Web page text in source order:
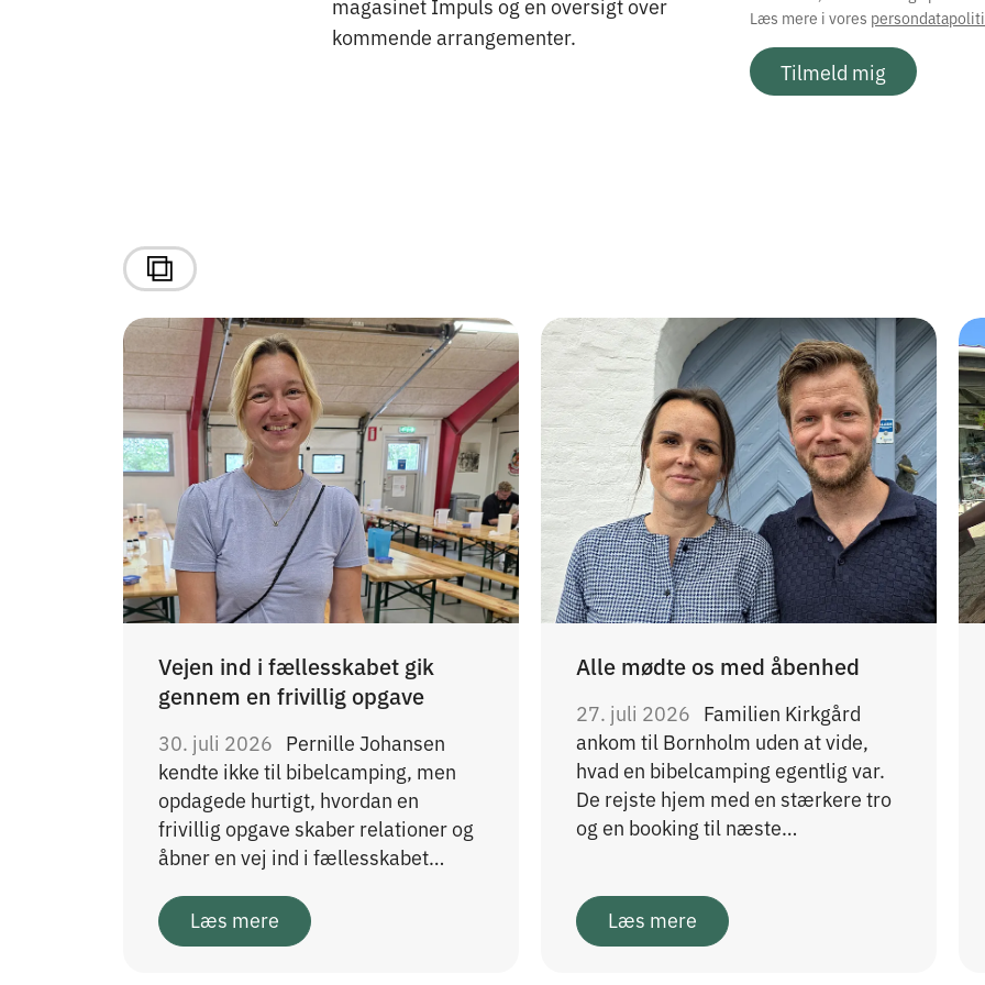
kommende arrangementer.
Læs mere i vores
Tilmeld mig
Vejen ind i fællesskabet gik
gennem en frivillig opgave
30. juli 2026 Pernille Johansen
kendte ikke til bibelcamping, men
opdagede hurtigt, hvordan en
frivillig opgave skaber relationer og
åbner en vej ind i fællesskabet…
Læs mere
Alle mødte os med åbenhed
27. juli 2026 Familien Kirkgård
ankom til Bornholm uden at vide,
hvad en bibelcamping egentlig var.
De rejste hjem med en stærkere tro
og en booking til næste…
Læs mere